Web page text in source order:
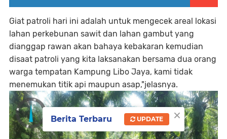
Giat patroli hari ini adalah untuk mengecek areal lokasi
lahan perkebunan sawit dan lahan gambut yang
dianggap rawan akan bahaya kebakaran kemudian
disaat patroli yang kita laksanakan bersama dua orang
warga tempatan Kampung Libo Jaya, kami tidak
menemukan titik api maupun asap,"jelasnya.
×
Berita Terbaru UPDATE